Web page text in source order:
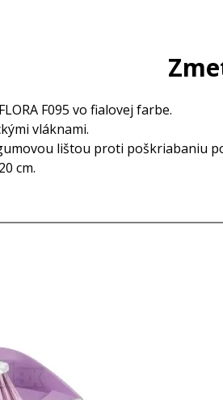
F095 vo fialovej farbe.
vláknami.
lištou proti poškriabaniu
cm.